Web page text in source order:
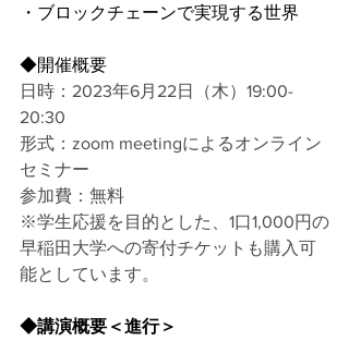
・ブロックチェーンで実現する世界
◆開催概要
日時：2023年6月22日（木）19:00-
20:30
形式：zoom meetingによるオンライン
セミナー
参加費：無料
※学生応援を目的とした、1口1,000円の
早稲田大学への寄付チケットも購入可
能としています。
◆講演概要＜進行＞